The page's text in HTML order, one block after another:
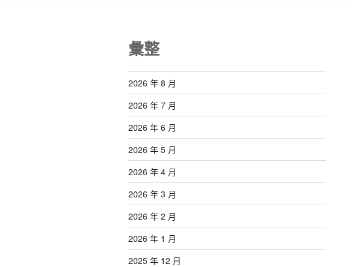
彙整
2026 年 8 月
2026 年 7 月
2026 年 6 月
2026 年 5 月
2026 年 4 月
2026 年 3 月
2026 年 2 月
2026 年 1 月
2025 年 12 月